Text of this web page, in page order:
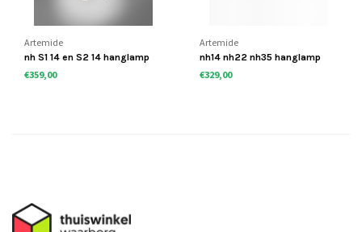
Artemide
nh S1 14 en S2 14 hanglamp
€359,00
Artemide
nh14 nh22 nh35 hanglamp
€329,00